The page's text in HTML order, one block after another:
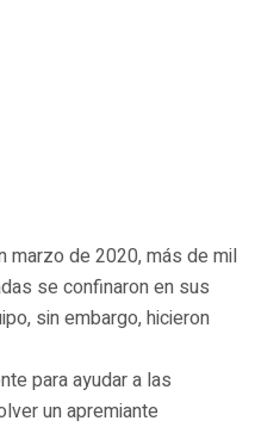
marzo de 2020, más de mil
se confinaron en sus
sin embargo, hicieron
para ayudar a las
un apremiante